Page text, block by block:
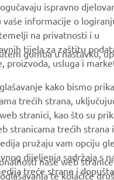
Authorities & Police
Golfcourses
First responders
Robotics
Partnerships
Technical information for
independent dealers
Yamalube Safety Data
ispravno
informacije o
na privatnosti i u
tijela za zaštitu
proizvoda, usluga i
gumba u nastavku,
kako bismo
trećih strana,
stranici, kao što su
stranicama trećih strana
pružaju vam opciju
dijeljenja sadržaja s
treće strane i
naše web
te kolačiće